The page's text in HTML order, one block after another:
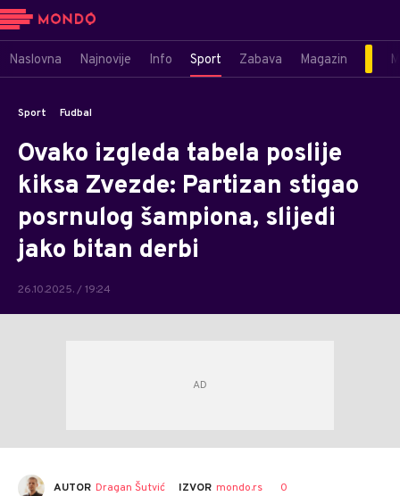
Naslovna Najnovije Info Sport Zabava Magazin
Sport Fudbal
Ovako izgleda tabela poslije
kiksa Zvezde: Partizan stigao
posrnulog šampiona, slijedi
jako bitan derbi
26.10.2025. / 19:24
AUTOR Dragan Šutvić IZVOR mondo.rs 0